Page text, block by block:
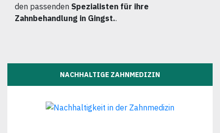
den passenden Spezialisten für ihre
Zahnbehandlung in Gingst..
NACHHALTIGE ZAHNMEDIZIN